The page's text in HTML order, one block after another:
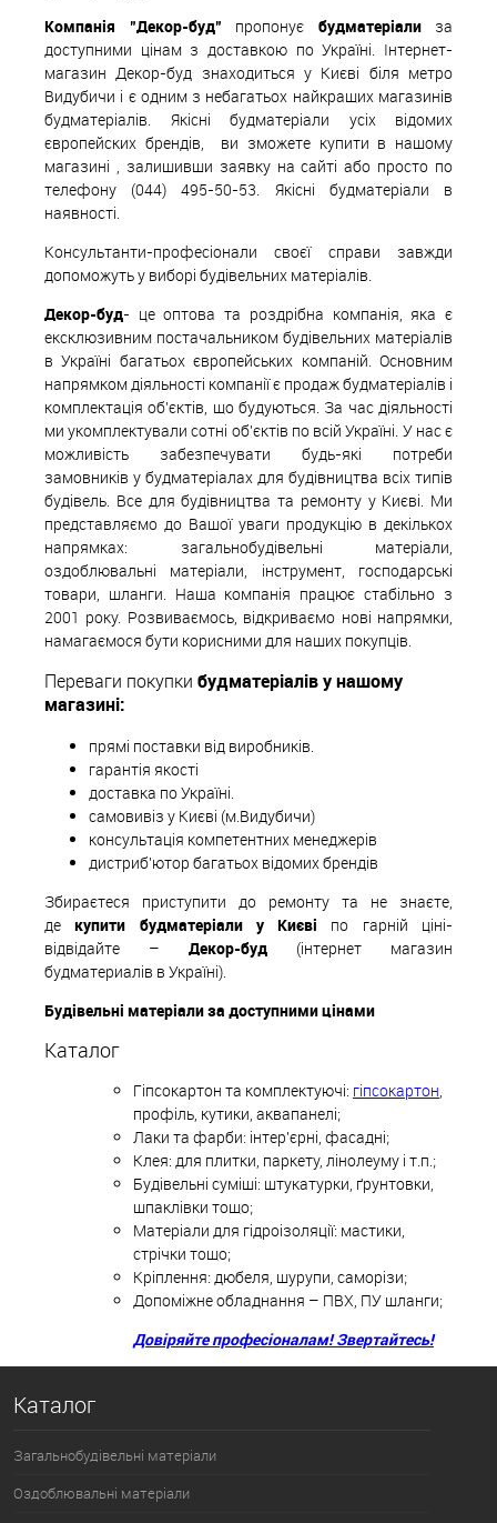
Компанія "Декор-буд" пропонує будматеріализа
доступними цінам з доставкою по Україні. Інтернет-
магазин Декор-буд знаходиться у Києві біля метро
Видубичи і є одним з небагатьох найкращих магазинів
будматеріалів. Якісні будматеріали усіх відомих
європейских брендів, ви зможете купити в нашому
магазині , залишивши заявку на сайті або просто по
телефону (044) 495-50-53. Якісні будматеріали в
наявності.
Консультанти-професіонали своєї справи завжди
допоможуть у виборі будівельних матеріалів.
Декор-буд- це оптова та роздрібна компанія, яка є
ексклюзивним постачальником будівельних матеріалів
в Україні багатьох європейських компаній. Основним
напрямком діяльності компанії є продаж будматеріалів і
комплектація об'єктів, що будуються. За час діяльності
ми укомплектували сотні об'єктів по всій Україні. У нас є
можливість забезпечувати будь-які потреби
замовників у будматеріалах для будівництва всіх типів
будівель. Все для будівництва та ремонту у Києві. Ми
представляємо до Вашої уваги продукцію в декількох
напрямках: загальнобудівельні матеріали,
оздоблювальні матеріали, інструмент, господарські
товари, шланги. Наша компанія працює стабільно з
2001 року. Розвиваємось, відкриваємо нові напрямки,
намагаємося бути корисними для наших покупців.
Переваги покупки будматеріалів у нашому
магазині:
прямі поставки від виробників.
гарантія якості
доставка по Україні.
самовивіз у Києві (м.Видубичи)
консультація компетентних менеджерів
дистриб'ютор багатьох відомих брендів
Збираєтеся приступити до ремонту та не знаєте,
де
купити будматеріали у Києві по гарній ціні-
відвідайте – Декор-буд (інтернет магазин
будматериалів в Україні).
Будівельні матеріали за доступними цінами
Каталог
Гіпсокартон та комплектуючі: гіпсокартон
профіль, кутики, аквапанелі;
Лаки та фарби: інтер'єрні, фасадні;
Клея: для плитки, паркету, лінолеуму і т.п.;
Будівельні суміші: штукатурки, ґрунтовки,
шпаклівки тощо;
Матеріали для гідроізоляції: мастики,
стрічки тощо;
Кріплення: дюбеля, шурупи, саморізи;
Допоміжне обладнання – ПВХ, ПУ шланги;
Довіряйте професіоналам! Звертайтесь!
Каталог
Загальнобудівельні матеріали
Оздоблювальні матеріали